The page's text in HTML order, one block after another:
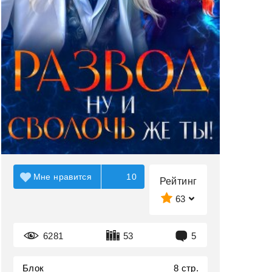
Рейтинг
63
6281 53 5
Мне нравится 10
Блок 8 стр.